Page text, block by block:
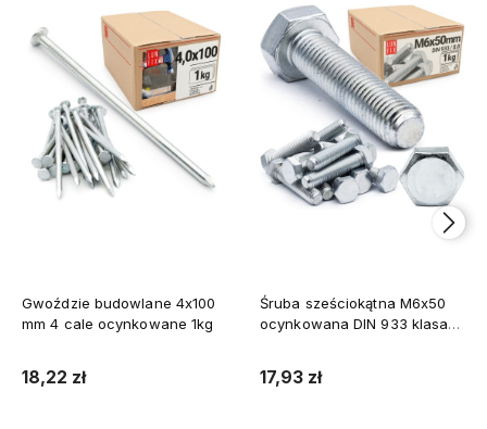
Gwoździe budowlane 4x100
mm 4 cale ocynkowane 1kg
18,22 zł
Śruba sześciokątna M6x50
ocynkowana DIN 933 klasa
17,93 zł